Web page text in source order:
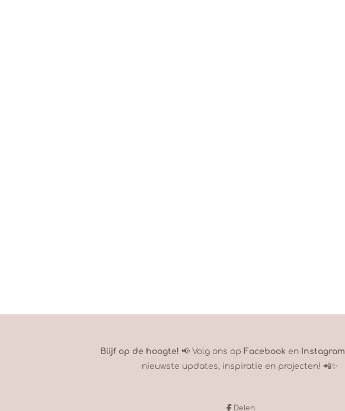
Blijf op de hoogte! 📢 Volg ons op Facebook en Instagram
nieuwste updates, inspiratie en projecten! 📲✨
Delen